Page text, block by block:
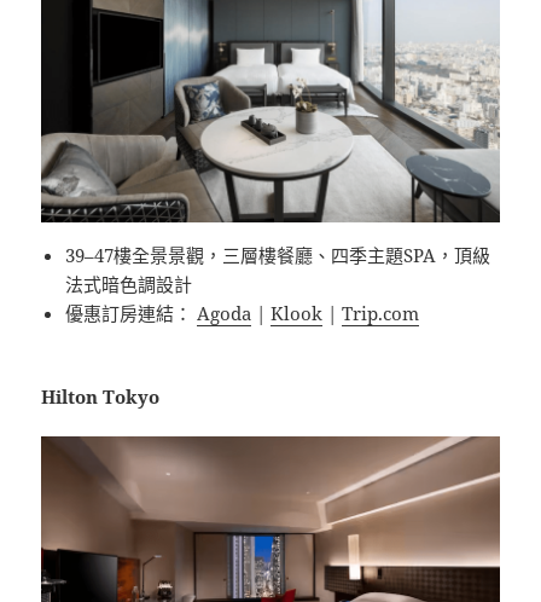
39–47樓全景景觀，三層樓餐廳、四季主題SPA，頂級
法式暗色調設計
優惠訂房連結：Agoda |Klook |Trip.com
Hilton Tokyo